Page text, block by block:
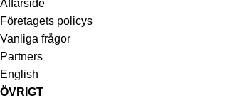
Affärsidé
Företagets policys
Vanliga frågor
Partners
English
ÖVRIGT